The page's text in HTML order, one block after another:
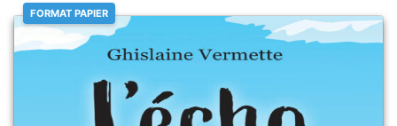
FORMAT PAPIER